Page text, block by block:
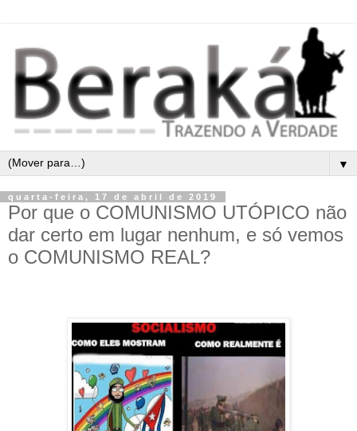
▼
quarta-feira, 17 de abril de 2019
Por que o COMUNISMO UTÓPICO não
dar certo em lugar nenhum, e só vemos
o COMUNISMO REAL?